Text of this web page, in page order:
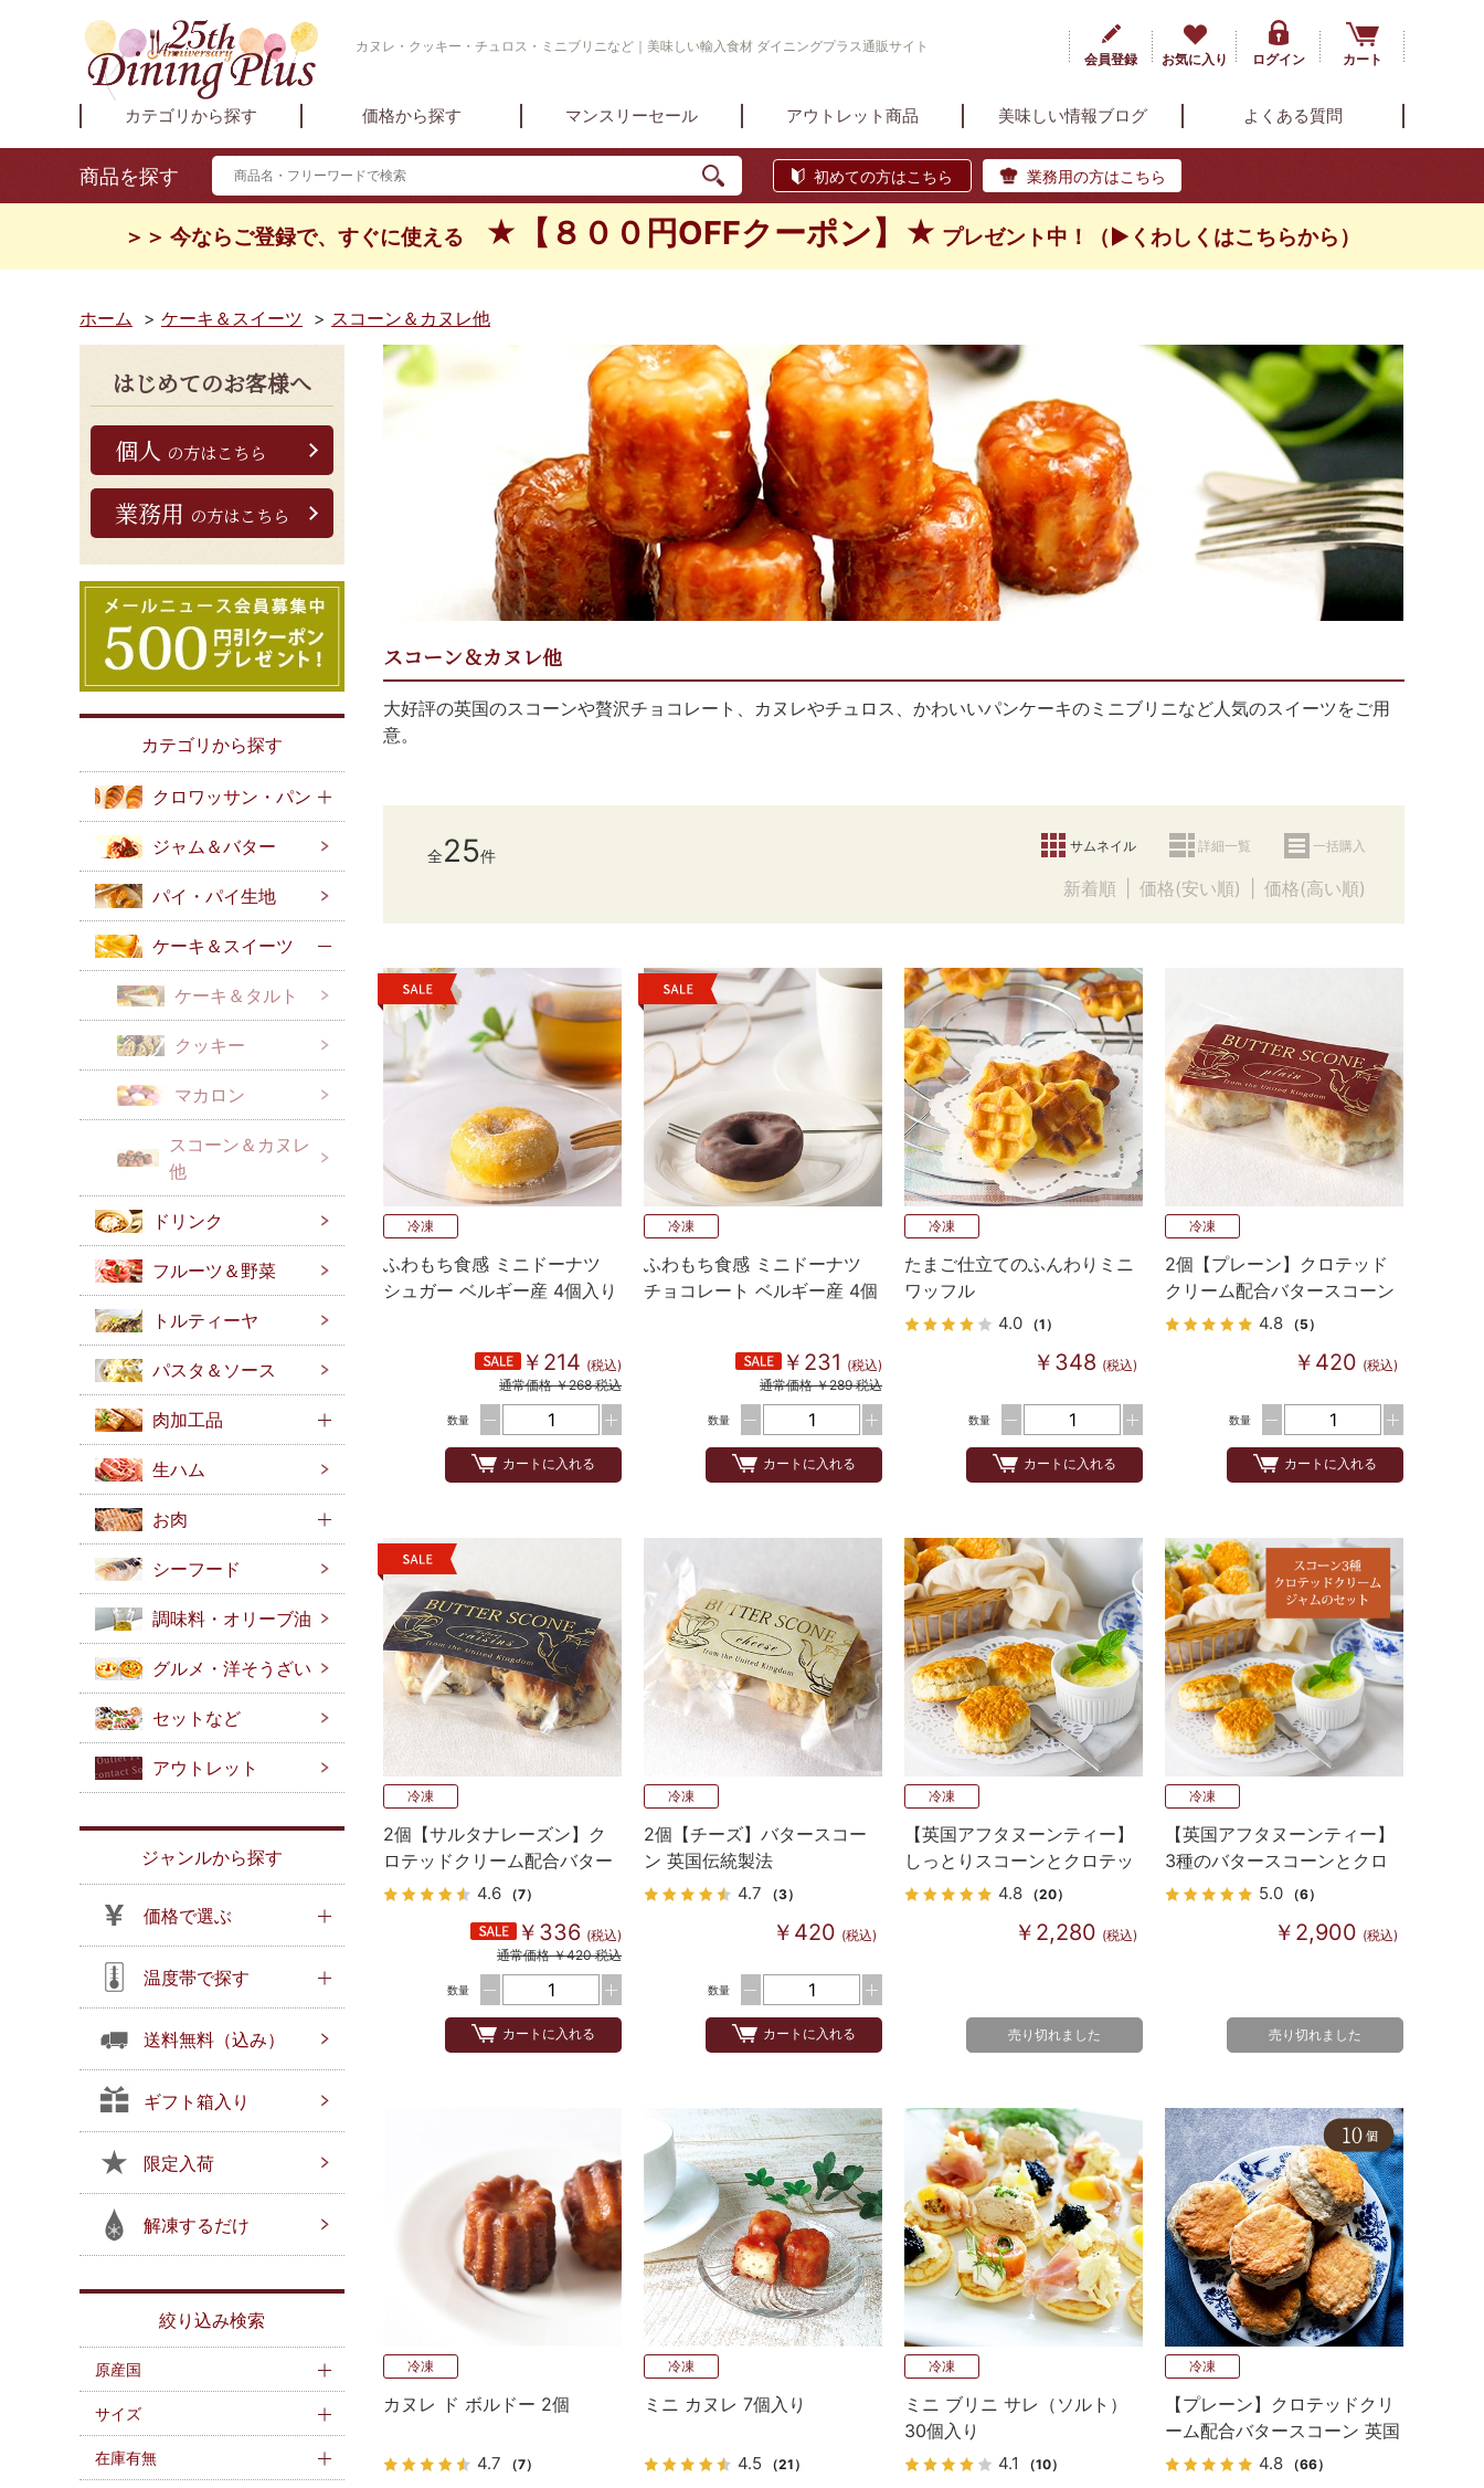
カヌレ・クッキー・チュロス・ミニブリニなど｜美味しい輸入食材 ダイニングプラス通販サイト
会員登録
お気に入り ログイン カート
カテゴリから探す 価格から探す マンスリーセール アウトレット商品 美味しい情報ブログ よくある質問
商品を探す 初めての方はこちら 業務用の方はこちら
＞＞ 今ならご登録で、すぐに使える ★【８００円OFFクーポン】★ プレゼント中！（▶くわしくはこちらから）
ホーム > ケーキ＆スイーツ > スコーン＆カヌレ他
はじめてのお客様へ
個人 の方はこちら
業務用 の方はこちら
カテゴリから探す
クロワッサン・パン
ジャム＆バター
パイ・パイ生地
ケーキ＆スイーツ
ケーキ＆タルト
クッキー
マカロン
スコーン＆カヌレ
他
ドリンク
フルーツ＆野菜
トルティーヤ
パスタ＆ソース
肉加工品
生ハム
お肉
シーフード
調味料・オリーブ油
グルメ・洋そうざい
セットなど
アウトレット
ジャンルから探す
価格で選ぶ
温度帯で探す
送料無料（込み）
ギフト箱入り
限定入荷
解凍するだけ
絞り込み検索
原産国
サイズ
在庫有無
スコーン＆カヌレ他
大好評の英国のスコーンや贅沢チョコレート、カヌレやチュロス、かわいいパンケーキのミニブリニなど人気のスイーツをご用
意。
全25件
サムネイル 詳細一覧 一括購入
新着順 価格(安い順) 価格(高い順)
冷凍
ふわもち食感 ミニドーナツ
シュガー ベルギー産 4個入り
￥214 (税込)
通常価格 ￥268 税込
数量
カートに入れる
冷凍
ふわもち食感 ミニドーナツ
チョコレート ベルギー産 4個
￥231 (税込)
通常価格 ￥289 税込
数量
カートに入れる
冷凍
たまご仕立てのふんわりミニ
ワッフル
4.0 （1）
￥348 (税込)
数量
カートに入れる
冷凍
2個【プレーン】クロテッド
クリーム配合バタースコーン
英国伝統の味4.8 （5）
￥420 (税込)
数量
カートに入れる
冷凍
2個【サルタナレーズン】ク
ロテッドクリーム配合バター
スコーン 英国伝統の味
4.6 （7）
￥336 (税込)
通常価格 ￥420 税込
数量
カートに入れる
冷凍
2個【チーズ】バタースコー
ン 英国伝統製法
4.7 （3）
￥420 (税込)
数量
カートに入れる
冷凍
【英国アフタヌーンティー】
しっとりスコーンとクロテッ
ドクリームセット
4.8 （20）
￥2,280 (税込)
売り切れました
冷凍
【英国アフタヌーンティー】
3種のバタースコーンとクロ
テッドクリーム＆ジャムセッ
5.0 （6）
￥2,900 (税込)
売り切れました
冷凍
カヌレ ド ボルドー 2個
4.7 （7）
冷凍
ミニ カヌレ 7個入り
4.5 （21）
冷凍
ミニ ブリニ サレ（ソルト）
30個入り
4.1 （10）
冷凍
【プレーン】クロテッドクリ
ーム配合バタースコーン 英国
伝統の味 10個
4.8 （66）